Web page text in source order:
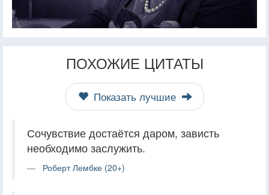
ПОХОЖИЕ ЦИТАТЫ
Показать лучшие
Сочувствие достаётся даром, зависть
необходимо заслужить.
Роберт Лембке (20+)